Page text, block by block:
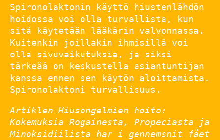
Spironolaktonin käyttö hiustenlähdön
hoidossa voi olla turvallista, kun
sitä käytetään lääkärin valvonnassa.
Kuitenkin joillakin ihmisillä voi
olla sivuvaikutuksia, ja siksi
tärkeää on keskustella asiantuntijan
kanssa ennen sen käytön aloittamista.
Spironolaktoni turvallisuus.
Artiklen Hiusongelmien hoito:
Kokemuksia Rogainesta, Propeciasta ja
Minoksidiilista har i gennemsnit fået